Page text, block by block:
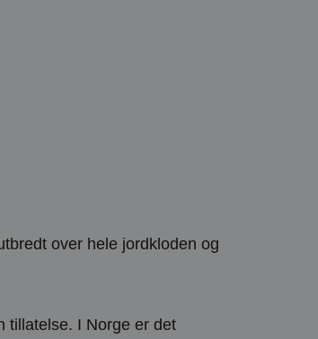
over hele jordkloden og
tillatelse. I Norge er det